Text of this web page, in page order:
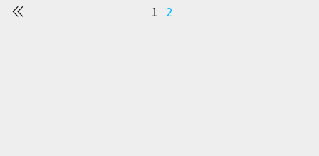
Seitennummerierung
1 2